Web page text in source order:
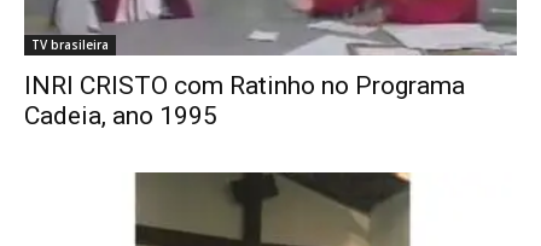
TV brasileira
INRI CRISTO com Ratinho no Programa
Cadeia, ano 1995